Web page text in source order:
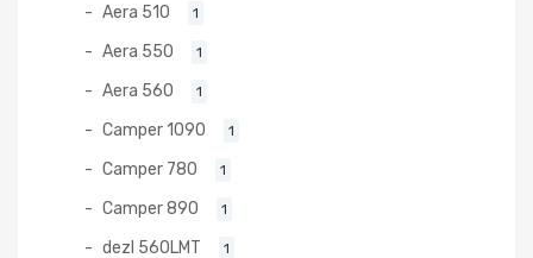
Aera 510 1
Aera 550 1
Aera 560 1
Camper 1090 1
Camper 780 1
Camper 890 1
dezl 560LMT 1